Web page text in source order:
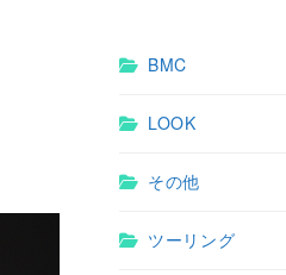
BMC
LOOK
その他
ツーリング